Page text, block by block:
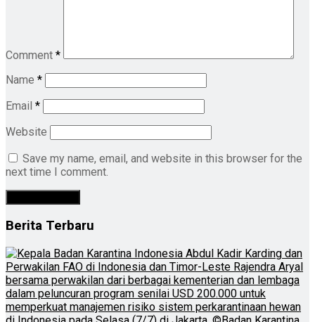
Comment *
Name *
Email *
Website
Save my name, email, and website in this browser for the
next time I comment.
Berita Terbaru